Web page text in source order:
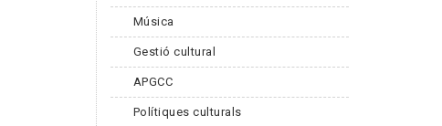
Música
Gestió cultural
APGCC
Polítiques culturals